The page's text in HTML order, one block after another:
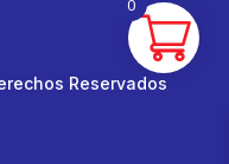
Reservados
0